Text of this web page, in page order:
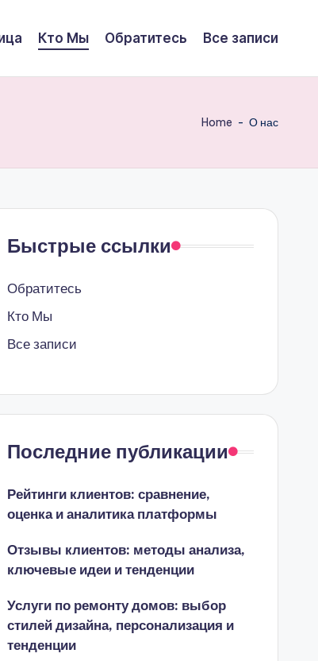
Кто Мы Обратитесь Все записи
Home - О нас
Быстрые ссылки
Обратитесь
Кто Мы
Все записи
Последние публикации
Рейтинги клиентов: сравнение,
оценка и аналитика платформы
Отзывы клиентов: методы анализа,
ключевые идеи и тенденции
Услуги по ремонту домов: выбор
стилей дизайна, персонализация и
тенденции